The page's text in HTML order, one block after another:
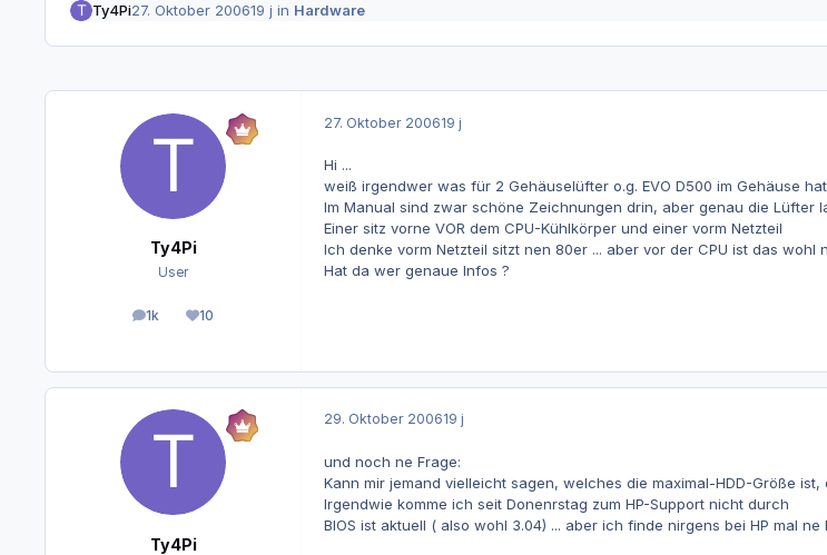
Ty4Pi27. Oktober 200619 j in Hardware
Ty4Pi
User
1k
Beiträge10
Reputation
27. Oktober 200619 j
Hi ...
weiß irgendwer was für 2 Gehäuselüfter o.g. EVO D500 im Gehäuse
Im Manual sind zwar schöne Zeichnungen drin, aber genau die Lüfter
Einer sitz vorne VOR dem CPU-Kühlkörper und einer vorm Netzteil
Ich denke vorm Netzteil sitzt nen 80er ... aber vor der CPU ist das wohl
Hat da wer genaue Infos ?
Ty4Pi
29. Oktober 200619 j
und noch ne Frage:
Kann mir jemand vielleicht sagen, welches die maximal-HDD-Größe
Irgendwie komme ich seit Donenrstag zum HP-Support nicht durch
BIOS ist aktuell ( also wohl 3.04) ... aber ich finde nirgens bei HP mal